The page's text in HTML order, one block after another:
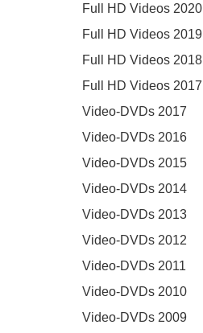
Full HD Videos 2020
Full HD Videos 2019
Full HD Videos 2018
Full HD Videos 2017
Video-DVDs 2017
Video-DVDs 2016
Video-DVDs 2015
Video-DVDs 2014
Video-DVDs 2013
Video-DVDs 2012
Video-DVDs 2011
Video-DVDs 2010
Video-DVDs 2009